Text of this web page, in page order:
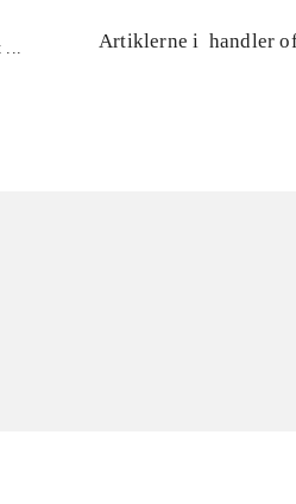
...
Artiklerne i handler